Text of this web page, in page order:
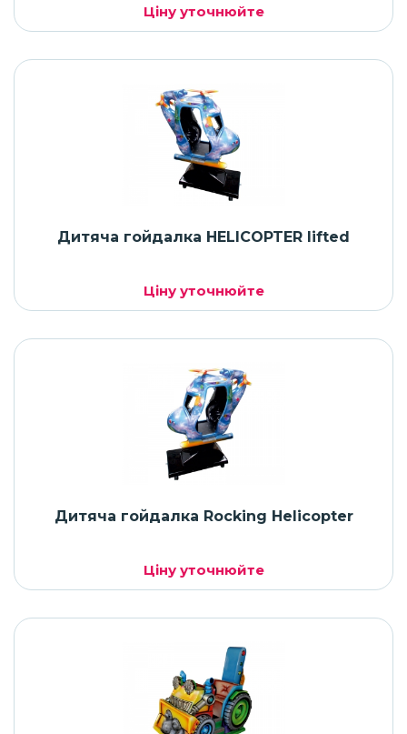
Ціну уточнюйте
Дитяча гойдалка HELICOPTER lifted
Ціну уточнюйте
Дитяча гойдалка Rocking Helicopter
Ціну уточнюйте